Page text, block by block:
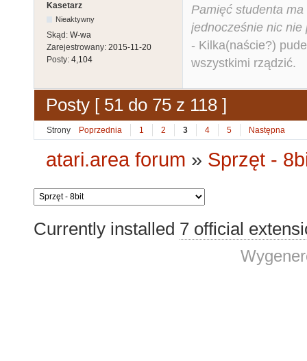
Kasetarz
Nieaktywny
Skąd: W-wa
Zarejestrowany: 2015-11-20
Posty: 4,104
Pamięć studenta
jednocześnie nic nie
- Kilka(naście?)
wszystkimi rządzić.
Posty [ 51 do 75 z 118 ]
Strony Poprzednia 1 2 3 4 5 Następna
atari.area forum » Sprzęt -
Currently installed 7 official